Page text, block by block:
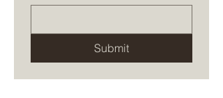
Submit